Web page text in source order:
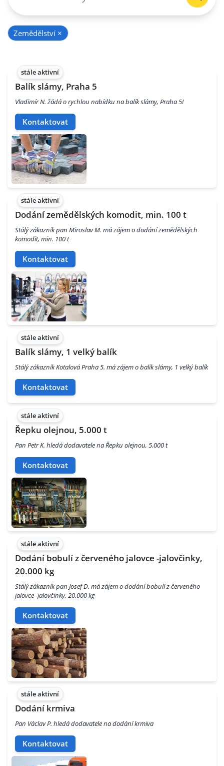
Zemědělství ×
stále aktivní
Balík slámy, Praha 5
Vladimír N. žádá o rychlou nabídku na balík slámy, Praha 5!
Kontaktovat
stále aktivní
Dodání zemědělských komodit, min. 100 t
Stálý zákazník pan Miroslav M. má zájem o dodání zemědělských
komodit, min. 100 t
Kontaktovat
stále aktivní
Balík slámy, 1 velký balík
Stálý zákazník Kotalová Praha 5. má zájem o balík slámy, 1 velký balík
Kontaktovat
stále aktivní
Řepku olejnou, 5.000 t
Pan Petr K. hledá dodavatele na Řepku olejnou, 5.000 t
Kontaktovat
stále aktivní
Dodání bobulí z červeného jalovce -jalovčinky,
20.000 kg
Stálý zákazník pan Josef D. má zájem o dodání bobulí z červeného
jalovce -jalovčinky, 20.000 kg
Kontaktovat
stále aktivní
Dodání krmiva
Pan Václav P. hledá dodavatele na dodání krmiva
Kontaktovat